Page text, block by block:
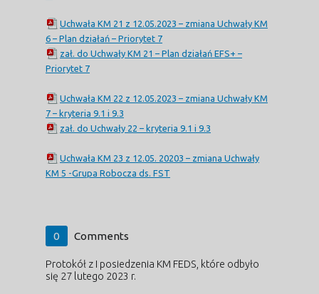
Uchwała KM 21 z 12.05.2023 – zmiana Uchwały KM
6 – Plan działań – Priorytet 7
zał. do Uchwały KM 21 – Plan działań EFS+ –
Priorytet 7
Uchwała KM 22 z 12.05.2023 – zmiana Uchwały KM
7 – kryteria 9.1 i 9.3
zał. do Uchwały 22 – kryteria 9.1 i 9.3
Uchwała KM 23 z 12.05. 20203 – zmiana Uchwały
KM 5 -Grupa Robocza ds. FST
0 Comments
Protokół z I posiedzenia KM FEDS, które odbyło
się 27 lutego 2023 r.